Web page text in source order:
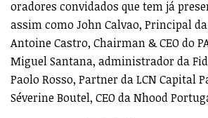
oradores convidados que tem já
assim como John Calvao, Principal
Antoine Castro, Chairman & CEO do
Miguel Santana, administrador da
Paolo Rosso, Partner da LCN Capital
Séverine Boutel, CEO da Nhood